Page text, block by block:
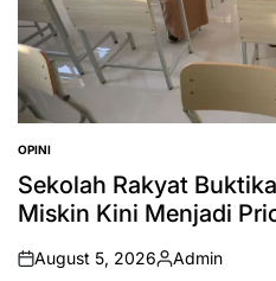
POSTED
IN
OPINI
Sekolah Rakyat
Miskin Kini Menjadi
on
August 5, 2026
Posted
Admin